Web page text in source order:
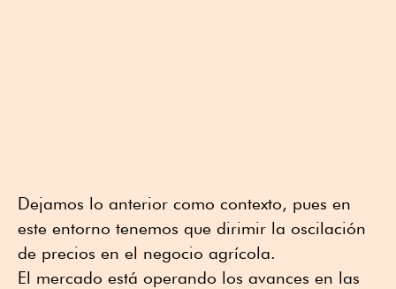
Dejamos lo anterior como contexto, pues en
este entorno tenemos que dirimir la oscilación
de precios en el negocio agrícola.
El mercado está operando los avances en las